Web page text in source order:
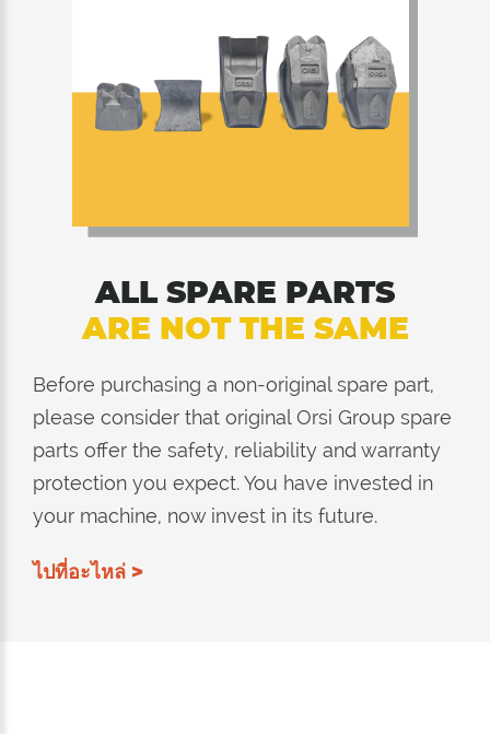
ALL SPARE PARTS
ARE NOT THE SAME
Before purchasing a non-original spare part,
please consider that original Orsi Group spare
parts offer the safety, reliability and warranty
protection you expect. You have invested in
your machine, now invest in its future.
ไปที่อะไหล่ >